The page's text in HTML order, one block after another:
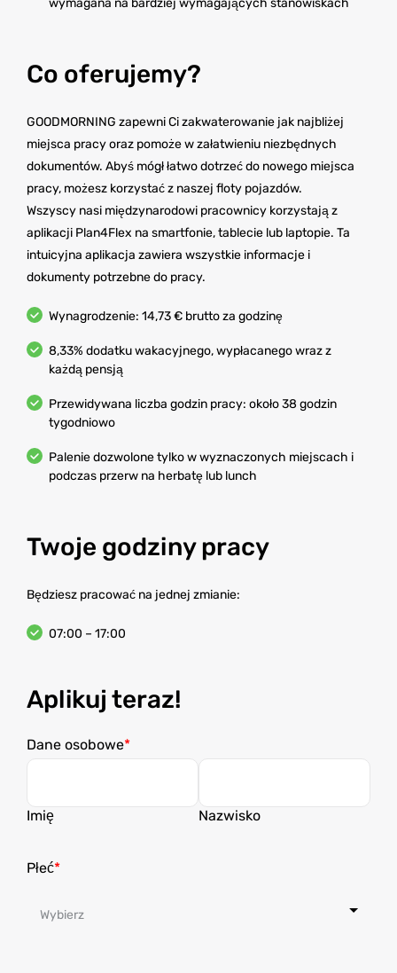
wymagana na bardziej wymagających stanowiskach
Co oferujemy?
GOODMORNING zapewni Ci zakwaterowanie jak najbliżej
miejsca pracy oraz pomoże w załatwieniu niezbędnych
dokumentów. Abyś mógł łatwo dotrzeć do nowego miejsca
pracy, możesz korzystać z naszej floty pojazdów.
Wszyscy nasi międzynarodowi pracownicy korzystają z
aplikacji Plan4Flex na smartfonie, tablecie lub laptopie. Ta
intuicyjna aplikacja zawiera wszystkie informacje i
dokumenty potrzebne do pracy.
Wynagrodzenie: 14,73 € brutto za godzinę
8,33% dodatku wakacyjnego, wypłacanego wraz z
każdą pensją
Przewidywana liczba godzin pracy: około 38 godzin
tygodniowo
Palenie dozwolone tylko w wyznaczonych miejscach i
podczas przerw na herbatę lub lunch
Twoje godziny pracy
Będziesz pracować na jednej zmianie:
07:00 – 17:00
Aplikuj teraz!
Dane osobowe
Imię Nazwisko
Płeć